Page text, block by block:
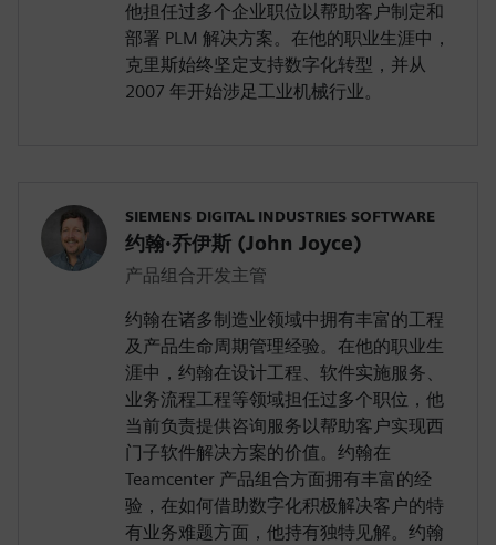
他担任过多个企业职位以帮助客户制定和
部署 PLM 解决方案。在他的职业生涯中，
克里斯始终坚定支持数字化转型，并从
2007 年开始涉足工业机械行业。
SIEMENS DIGITAL INDUSTRIES SOFTWARE
约翰·乔伊斯 (John Joyce)
产品组合开发主管
约翰在诸多制造业领域中拥有丰富的工程
及产品生命周期管理经验。在他的职业生
涯中，约翰在设计工程、软件实施服务、
业务流程工程等领域担任过多个职位，他
当前负责提供咨询服务以帮助客户实现西
门子软件解决方案的价值。约翰在
Teamcenter 产品组合方面拥有丰富的经
验，在如何借助数字化积极解决客户的特
有业务难题方面，他持有独特见解。约翰